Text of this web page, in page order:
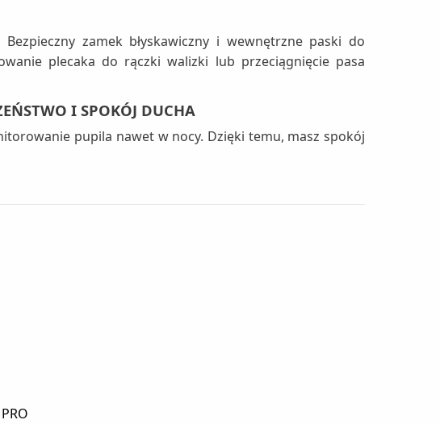
zamek błyskawiczny i wewnętrzne paski do
plecaka do rączki walizki lub przeciągnięcie pasa
I SPOKÓJ DUCHA
pupila nawet w nocy. Dzięki temu, masz spokój